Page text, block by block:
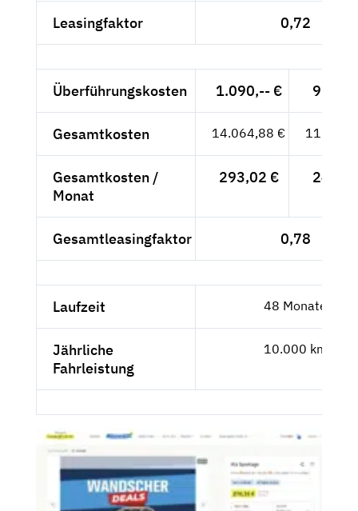
Leasingfaktor 0,72
Überführungskosten 1.090,-- €
Gesamtkosten 14.064,88 €
Gesamtkosten /
Monat
293,02 €
Gesamtleasingfaktor 0,78
Laufzeit 48 Monate
Jährliche
Fahrleistung
10.000 km